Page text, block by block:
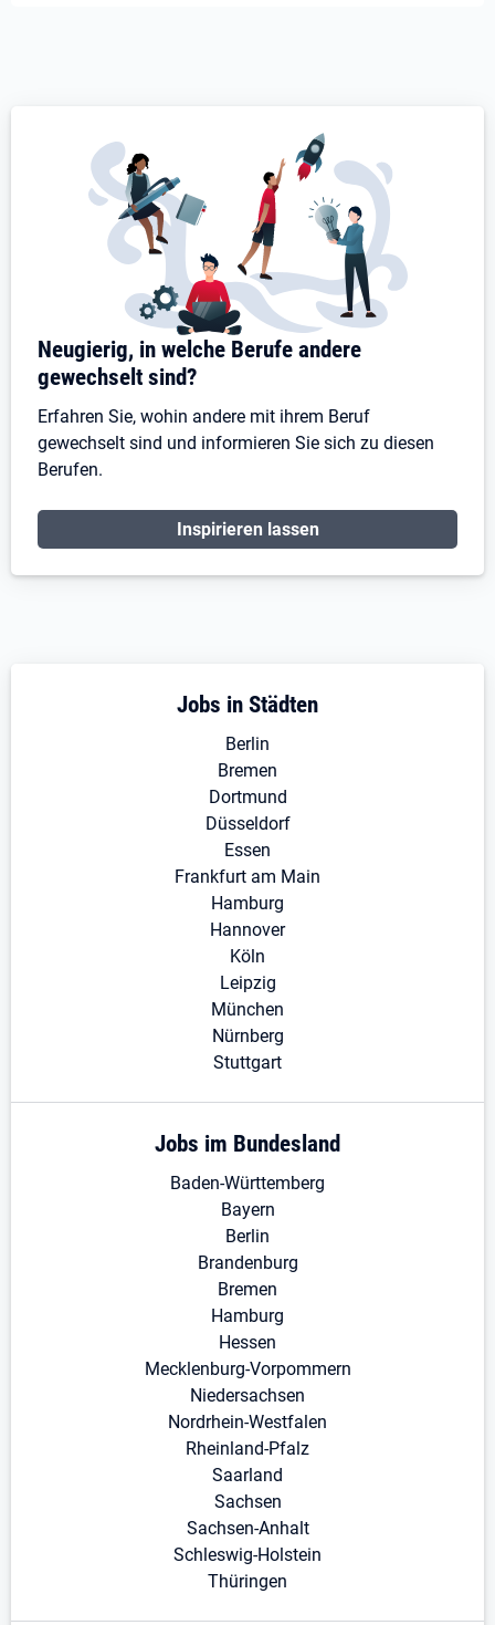
Neugierig, in welche Berufe andere
gewechselt sind?
Erfahren Sie, wohin andere mit ihrem Beruf
gewechselt sind und informieren Sie sich zu diesen
Berufen.
Inspirieren lassen
Jobs in Städten
Berlin
Bremen
Dortmund
Düsseldorf
Essen
Frankfurt am Main
Hamburg
Hannover
Köln
Leipzig
München
Nürnberg
Stuttgart
Jobs im Bundesland
Baden-Württemberg
Bayern
Berlin
Brandenburg
Bremen
Hamburg
Hessen
Mecklenburg-Vorpommern
Niedersachsen
Nordrhein-Westfalen
Rheinland-Pfalz
Saarland
Sachsen
Sachsen-Anhalt
Schleswig-Holstein
Thüringen